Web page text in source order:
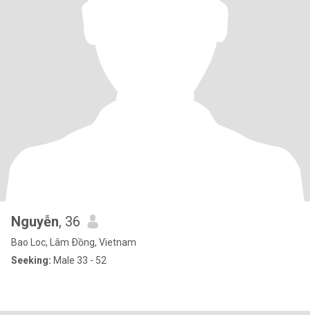
Nguyễn, 36
Bao Loc, Lâm Ðồng, Vietnam
Seeking: Male 33 - 52